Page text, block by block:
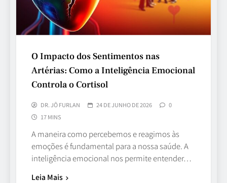
O Impacto dos Sentimentos nas
Artérias: Como a Inteligência Emocional
Controla o Cortisol
DR. JÔ FURLAN 24 DE JUNHO DE 2026
0
17 MINS
A maneira como percebemos e reagimos às
emoções é fundamental para a nossa saúde. A
inteligência emocional nos permite entender…
Leia Mais